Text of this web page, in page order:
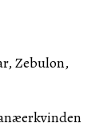
Zebulon,